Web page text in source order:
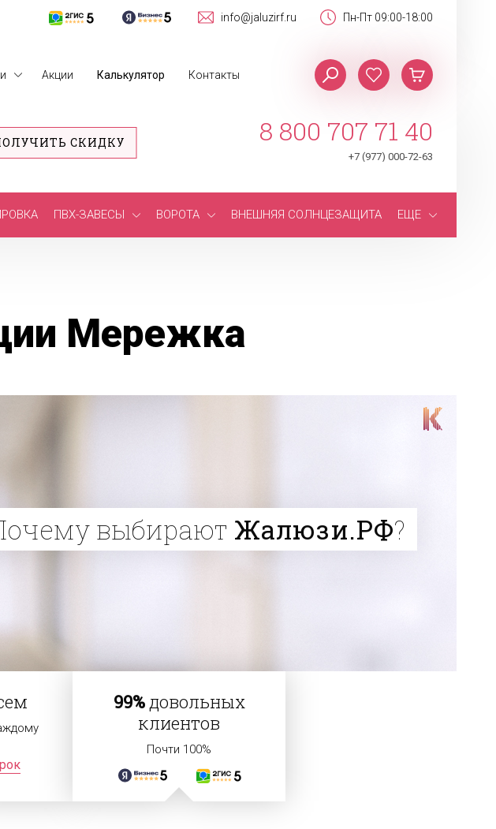
Пн-Пт 09:00-18:00
info@jaluzirf.ru
Акции Калькулятор Контакты
СКИДКУ 8 800 707 71 40
+7 (977) 000-72-63
ПВХ-ЗАВЕСЫ ВОРОТА ВНЕШНЯЯ СОЛНЦЕЗАЩИТА ЕЩЕ
Мережка
выбирают Жалюзи.РФ?
99%довольных
клиентов
Почти 100%